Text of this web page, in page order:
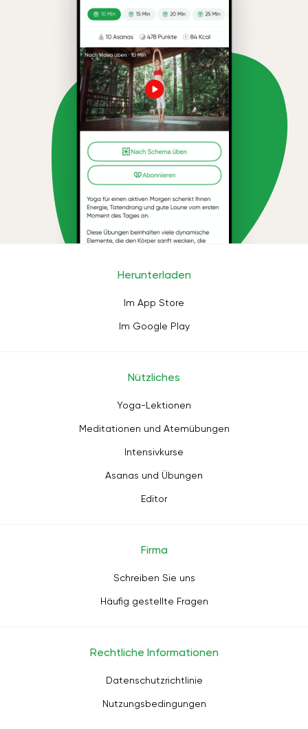
Herunterladen
Im App Store
Im Google Play
Nützliches
Yoga-Lektionen
Meditationen und Atemübungen
Intensivkurse
Asanas und Übungen
Editor
Firma
Schreiben Sie uns
Häufig gestellte Fragen
Rechtliche Informationen
Datenschutzrichtlinie
Nutzungsbedingungen